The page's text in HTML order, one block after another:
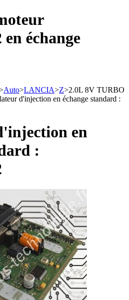
en échange
Auto>LANCIA>Z>2.0L 8V TURBO
d'injection en échange standard :
en
: